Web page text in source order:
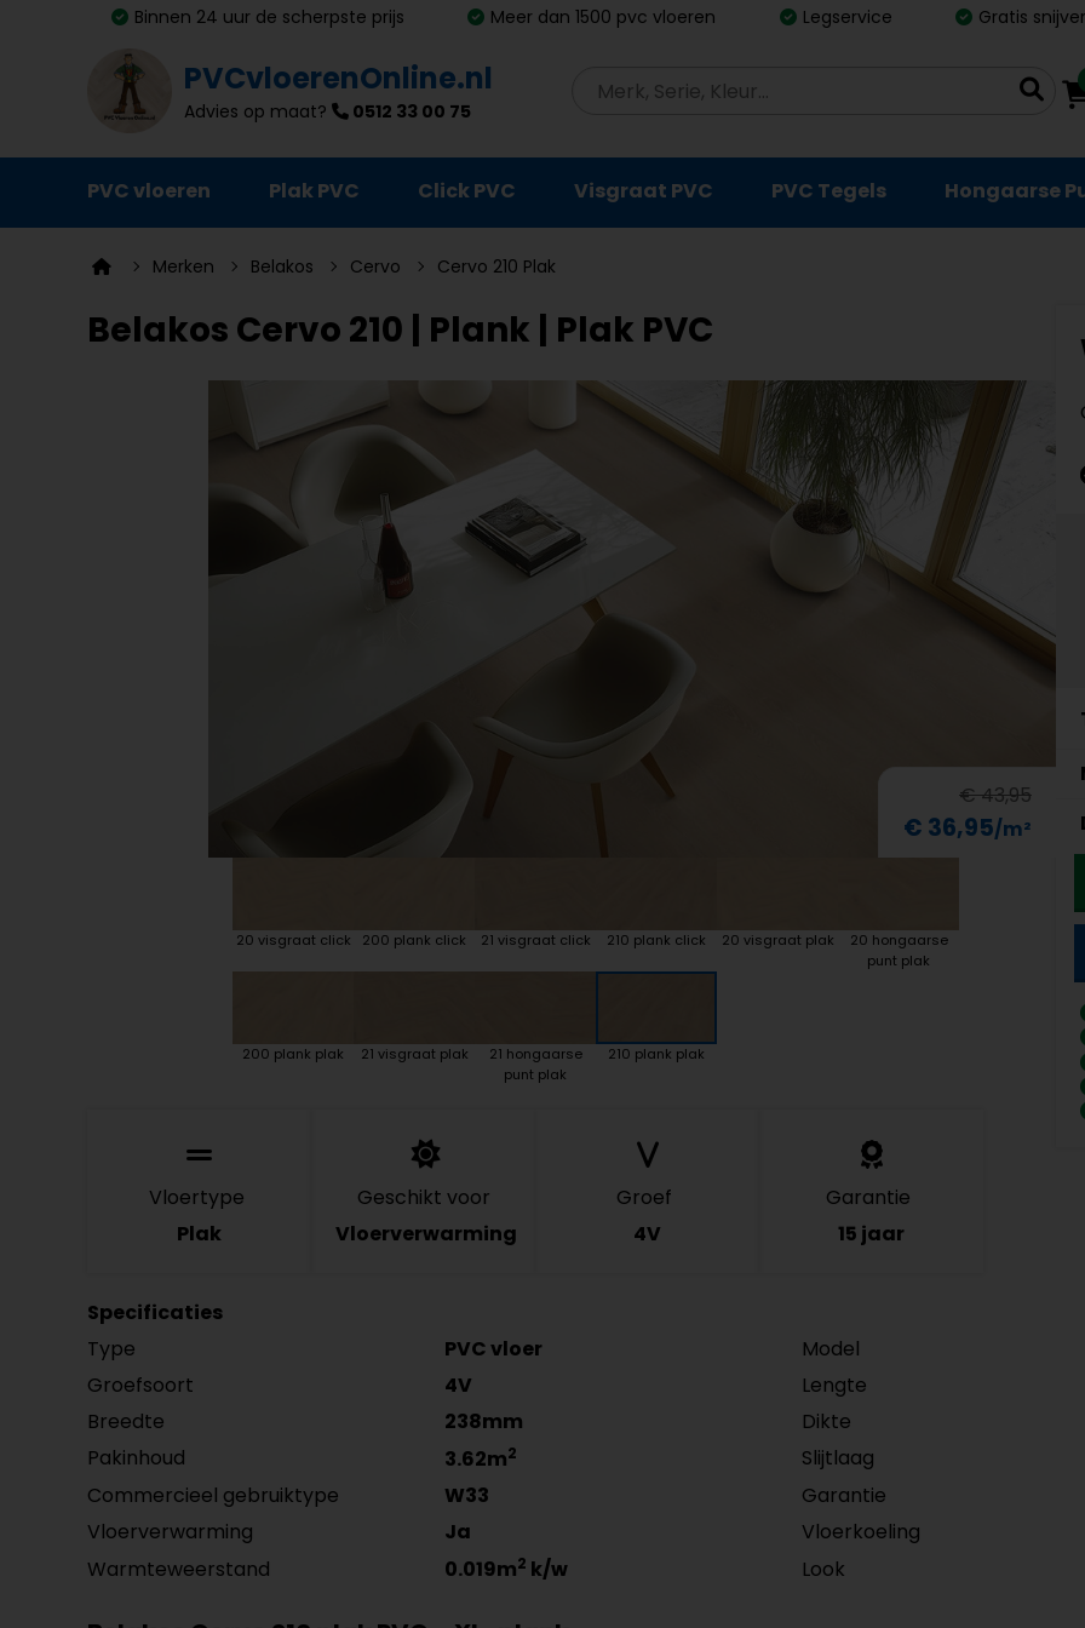
Binnen 24 uur de scherpste prijs Meer dan 1500 pvc vloeren Legservice Gratis
PVCvloerenOnline.nl
Advies op maat? 0512 33 00 75
PVC vloeren Plak PVC Click PVC Visgraat PVC PVC Tegels Hongaarse
Ondervloeren
Plinten
Lijm, primer en egalisatie
Schoonmaak en onderhoud
Merken Belakos Cervo Cervo 210 Plak
Belakos Cervo 210 | Plank | Plak PVC
€ 43,95
€ 36,95
20 visgraat click 200 plank click 21 visgraat click 210 plank click 20 visgraat plak
20 hongaarse
punt plak
200 plank plak 21 visgraat plak
21 hongaarse
punt plak
210 plank plak
Vloertype
Plak
Geschikt voor
Vloerverwarming
Groef
4V
Garantie
15 jaar
Specificaties
Type
PVC vloer Model
Groefsoort
4V Lengte
Breedte
238mm Dikte
Pakinhoud
3.62m2 Slijtlaag
Commercieel gebruiktype
W33 Garantie
Vloerverwarming
Ja Vloerkoeling
Warmteweerstand
0.019m2 k/w Look